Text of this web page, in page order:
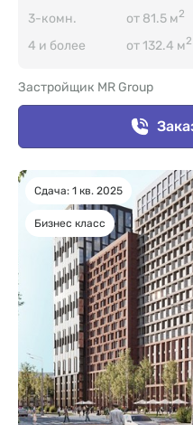
3-комн.
от 81.5 м2
4 и более
от 132.4 м2
Застройщик MR Group
Сдача: 1 кв. 2025
Бизнес класс